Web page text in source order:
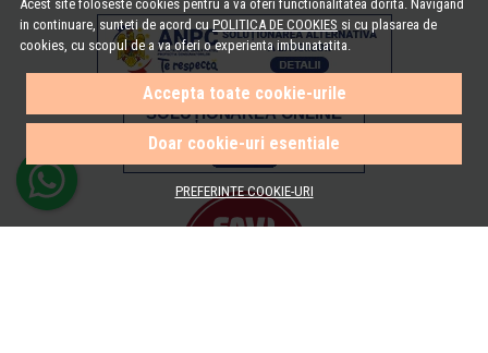
Acest site foloseste cookies pentru a va oferi functionalitatea dorita. Navigand
in continuare, sunteti de acord cuPOLITICA DE COOKIES si cu plasarea de
cookies, cu scopul de a va oferi o experienta imbunatatita.
Accepta toate cookie-urile
Doar cookie-uri esentiale
PREFERINTE COOKIE-URI